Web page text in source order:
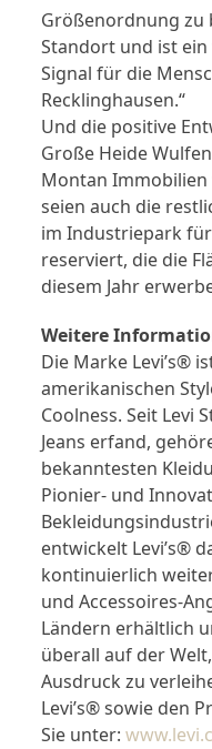
Größenordnung zu
Standort und ist
Signal für die
Recklinghausen.“
Und die positive
Große Heide
Montan
seien auch die
im Industriepark
reserviert, die die
diesem Jahr
Weitere
Die Marke Levi’s®
amerikanischen
Coolness. Seit Levi
Jeans erfand,
bekanntesten
Pionier- und
entwickelt Levi’s®
kontinuierlich
und Accessoires-
Ländern erhältlich
überall auf der
Ausdruck zu
Levi’s® sowie den
Sie unter: